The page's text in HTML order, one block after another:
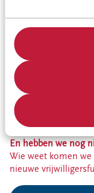
WAT KUNjijDOEN?
Je hoeft geen
Alle kleine beetjes
Als vrijwilliger kun
Estafette aan de
voor
creatievelingen op
meer!
En hebben we nog
Wie weet komen
nieuwe